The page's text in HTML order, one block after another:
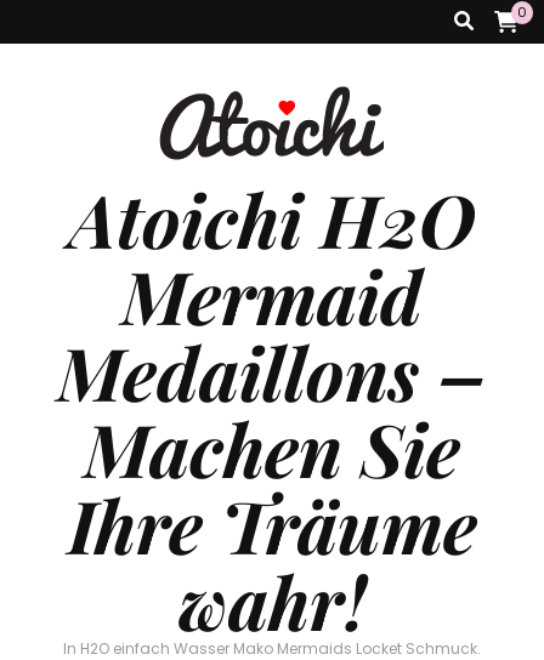
0
Atoichi H2O
Mermaid
Medaillons –
Machen Sie
Ihre Träume
wahr!
In H2O einfach Wasser Mako Mermaids Locket Schmuck.